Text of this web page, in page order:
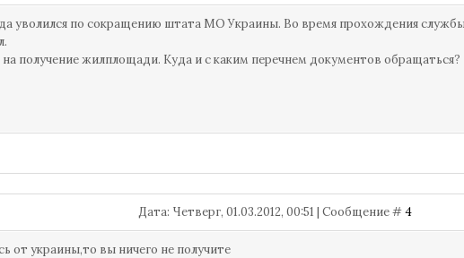
уволился по сокращению штата МО Украины. Во время прохождения
получение жилплощади. Куда и с каким перечнем документов обращаться?
Дата: Четверг, 01.03.2012, 00:51 | Сообщение #4
от украины,то вы ничего не получите